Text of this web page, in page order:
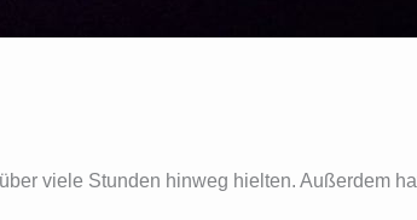
viele Stunden hinweg hielten. Außerdem